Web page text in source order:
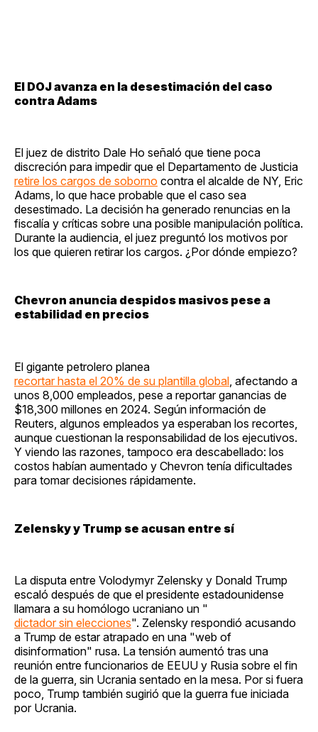
El DOJ avanza en la desestimación del caso
contra Adams
El juez de distrito Dale Ho señaló que tiene poca
discreción para impedir que el Departamento de Justicia
retire los cargos de soborno contra el alcalde de NY, Eric
Adams, lo que hace probable que el caso sea
desestimado. La decisión ha generado renuncias en la
fiscalía y críticas sobre una posible manipulación política.
Durante la audiencia, el juez preguntó los motivos por
los que quieren retirar los cargos. ¿Por dónde empiezo?
Chevron anuncia despidos masivos pese a
estabilidad en precios
El gigante petrolero planea
recortar hasta el 20% de su plantilla global , afectando a
unos 8,000 empleados, pese a reportar ganancias de
$18,300 millones en 2024. Según información de
Reuters, algunos empleados ya esperaban los recortes,
aunque cuestionan la responsabilidad de los ejecutivos.
Y viendo las razones, tampoco era descabellado: los
costos habían aumentado y Chevron tenía dificultades
para tomar decisiones rápidamente.
Zelensky y Trump se acusan entre sí
La disputa entre Volodymyr Zelensky y Donald Trump
escaló después de que el presidente estadounidense
llamara a su homólogo ucraniano un "
dictador sin elecciones". Zelensky respondió acusando
a Trump de estar atrapado en una "web of
disinformation" rusa. La tensión aumentó tras una
reunión entre funcionarios de EEUU y Rusia sobre el fin
de la guerra, sin Ucrania sentado en la mesa. Por si fuera
poco, Trump también sugirió que la guerra fue iniciada
por Ucrania.